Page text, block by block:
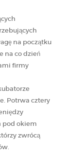
na początku
na co dzień
firmy
Potrwa cztery
pod okiem
zwrócą